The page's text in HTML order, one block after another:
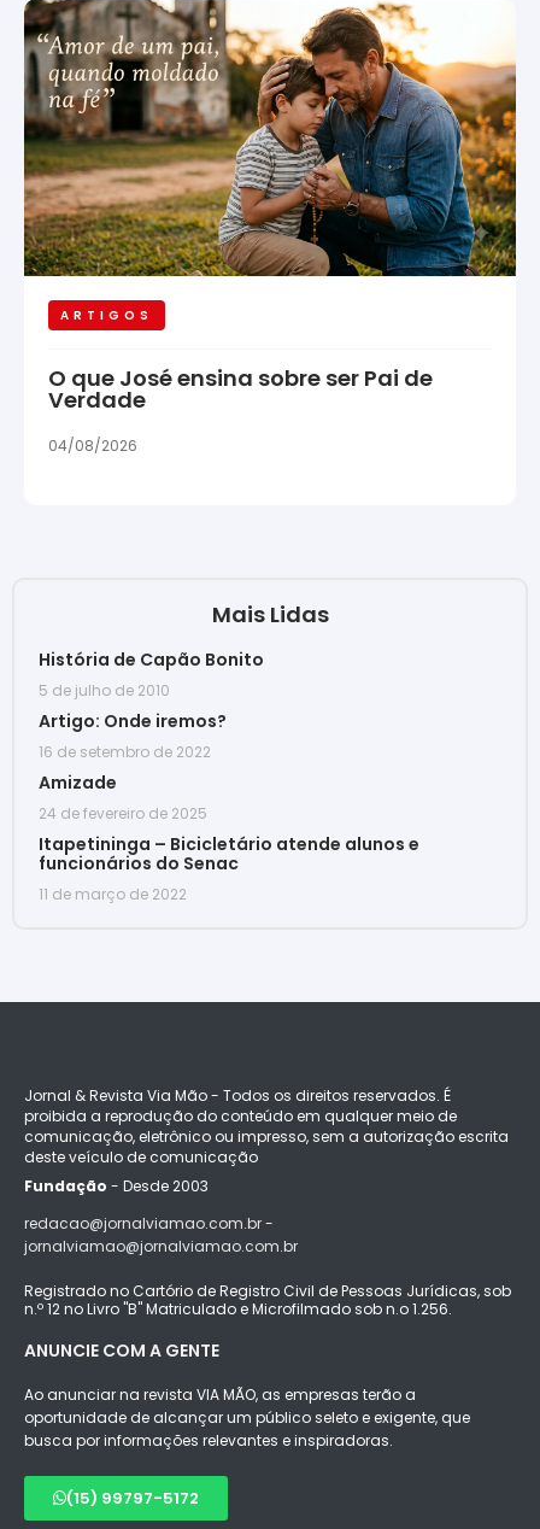
ARTIGOS
O que José ensina sobre ser Pai de
Verdade
04/08/2026
Mais Lidas
História de Capão Bonito
5 de julho de 2010
Artigo: Onde iremos?
16 de setembro de 2022
Amizade
24 de fevereiro de 2025
Itapetininga – Bicicletário atende alunos e
funcionários do Senac
11 de março de 2022
Jornal & Revista Via Mão - Todos os direitos reservados. É
proibida a reprodução do conteúdo em qualquer meio de
comunicação, eletrônico ou impresso, sem a autorização escrita
deste veículo de comunicação
Fundação - Desde 2003
redacao@jornalviamao.com.br -
jornalviamao@jornalviamao.com.br
Registrado no Cartório de Registro Civil de Pessoas Jurídicas, sob
n.º 12 no Livro "B" Matriculado e Microfilmado sob n.o 1.256.
ANUNCIE COM A GENTE
Ao anunciar na revista VIA MÃO, as empresas terão a
oportunidade de alcançar um público seleto e exigente, que
busca por informações relevantes e inspiradoras.
(15) 99797-5172